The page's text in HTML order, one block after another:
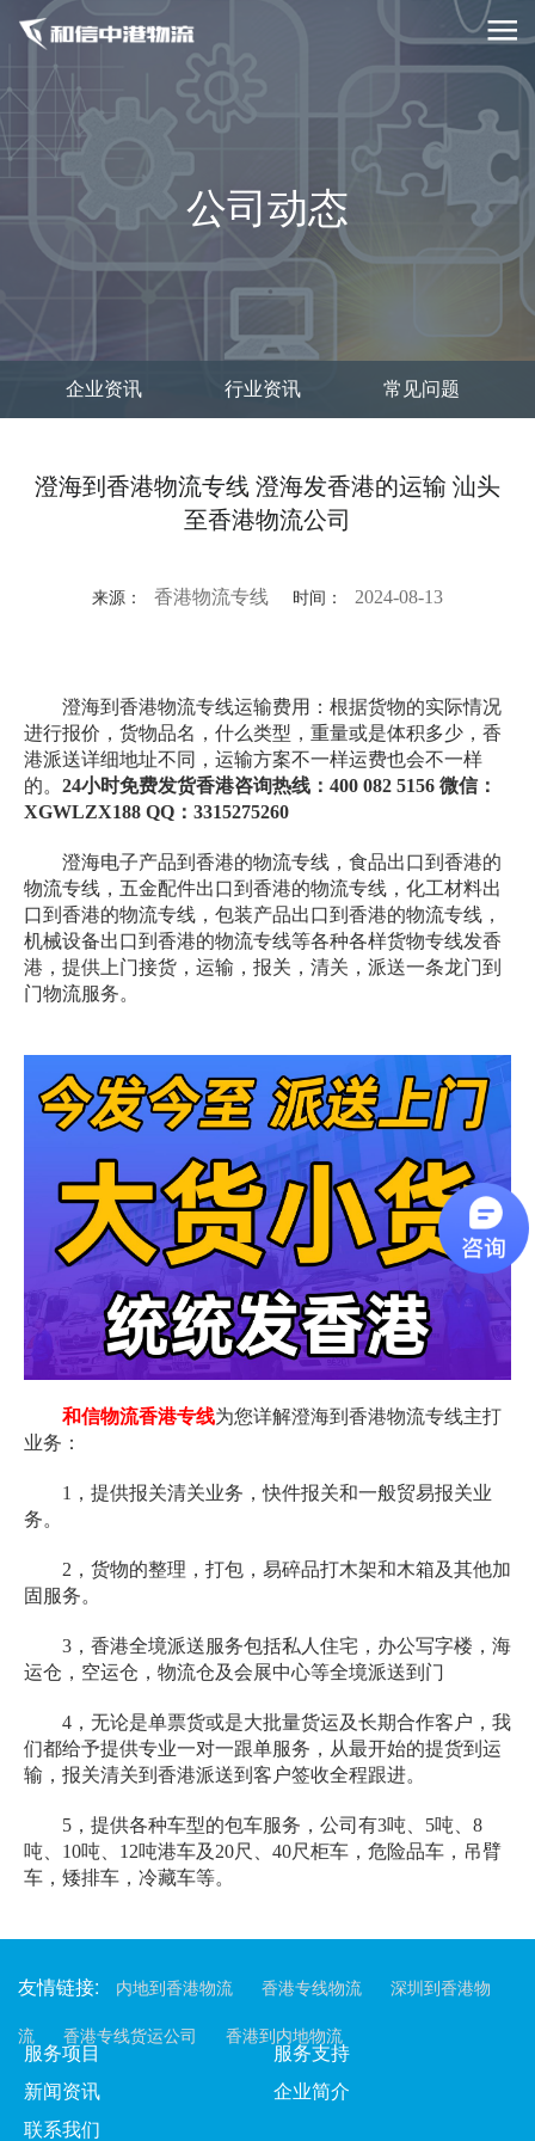
公司动态
企业资讯 行业资讯 常见问题
澄海到香港物流专线 澄海发香港的运输 汕头
至香港物流公司
来源： 香港物流专线 时间： 2024-08-13
澄海到香港物流专线运输费用：根据货物的实际情况
进行报价，货物品名，什么类型，重量或是体积多少，香
港派送详细地址不同，运输方案不一样运费也会不一样
的。 24小时免费发货香港咨询热线：400 082 5156 微信：
XGWLZX188 QQ：3315275260
澄海电子产品到香港的物流专线，食品出口到香港的
物流专线，五金配件出口到香港的物流专线，化工材料出
口到香港的物流专线，包装产品出口到香港的物流专线，
机械设备出口到香港的物流专线等各种各样货物专线发香
港，提供上门接货，运输，报关，清关，派送一条龙门到
门物流服务。
和信物流香港专线为您详解澄海到香港物流专线主打
业务：
1，提供报关清关业务，快件报关和一般贸易报关业
务。
2，货物的整理，打包，易碎品打木架和木箱及其他加
固服务。
3，香港全境派送服务包括私人住宅，办公写字楼，海
运仓，空运仓，物流仓及会展中心等全境派送到门
4，无论是单票货或是大批量货运及长期合作客户，我
们都给予提供专业一对一跟单服务，从最开始的提货到运
输，报关清关到香港派送到客户签收全程跟进。
5，提供各种车型的包车服务，公司有3吨、5吨、8
吨、10吨、12吨港车及20尺、40尺柜车，危险品车，吊臂
车，矮排车，冷藏车等。
友情链接: 内地到香港物流 香港专线物流
深圳到香港物
流
香港专线货运公司 香港到内地物流
服务项目
服务支持
新闻资讯
企业简介
联系我们